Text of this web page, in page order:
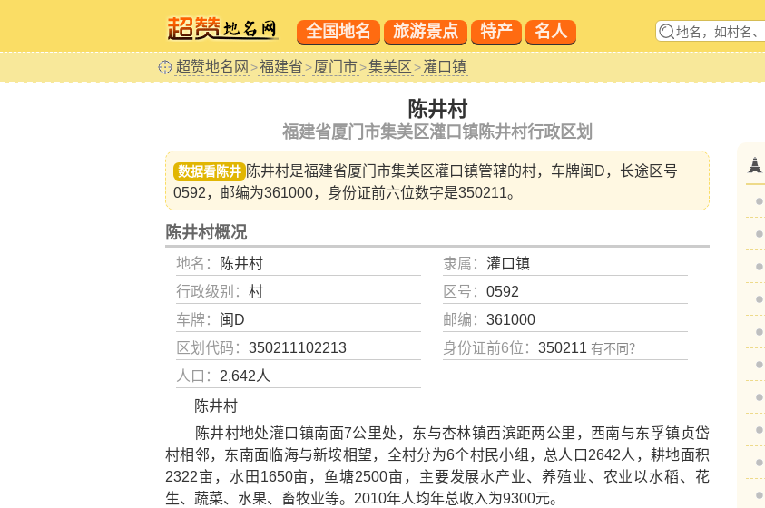
全国地名 旅游景点 特产 名人
超赞地名网 >福建省>厦门市>集美区 >灌口镇
陈井村
福建省厦门市集美区灌口镇陈井村行政区划
数据看陈井 陈井村是福建省厦门市集美区灌口镇管辖的村，车牌闽D，长途区号
0592，邮编为361000，身份证前六位数字是350211。
陈井村概况
地名： 陈井村 隶属： 灌口镇
行政级别： 村 区号： 0592
车牌： 闽D 邮编： 361000
区划代码： 350211102213 身份证前6位： 350211 有不同？
人口： 2,642人
陈井村
陈井村地处灌口镇南面7公里处，东与杏林镇西滨距两公里，西南与东孚镇贞岱
村相邻，东南面临海与新垵相望，全村分为6个村民小组，总人口2642人，耕地面积
2322亩，水田1650亩，鱼塘2500亩，主要发展水产业、养殖业、农业以水稻、花
生、蔬菜、水果、畜牧业等。2010年人均年总收入为9300元。